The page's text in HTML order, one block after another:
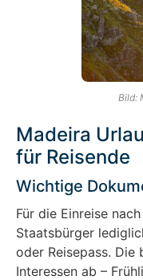
Bild:
Madeira
für Reisende
Wichtige
Für die Einreise
Staatsbürger
oder Reisepass. Die
Interessen ab –